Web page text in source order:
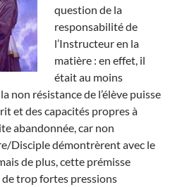
question de la
responsabilité de
l’Instructeur en la
matière : en effet, il
était au moins
non résistance de l’élève puisse
et des capacités propres à
abandonnée, car non
Disciple démontrèrent avec le
de plus, cette prémisse
trop fortes pressions